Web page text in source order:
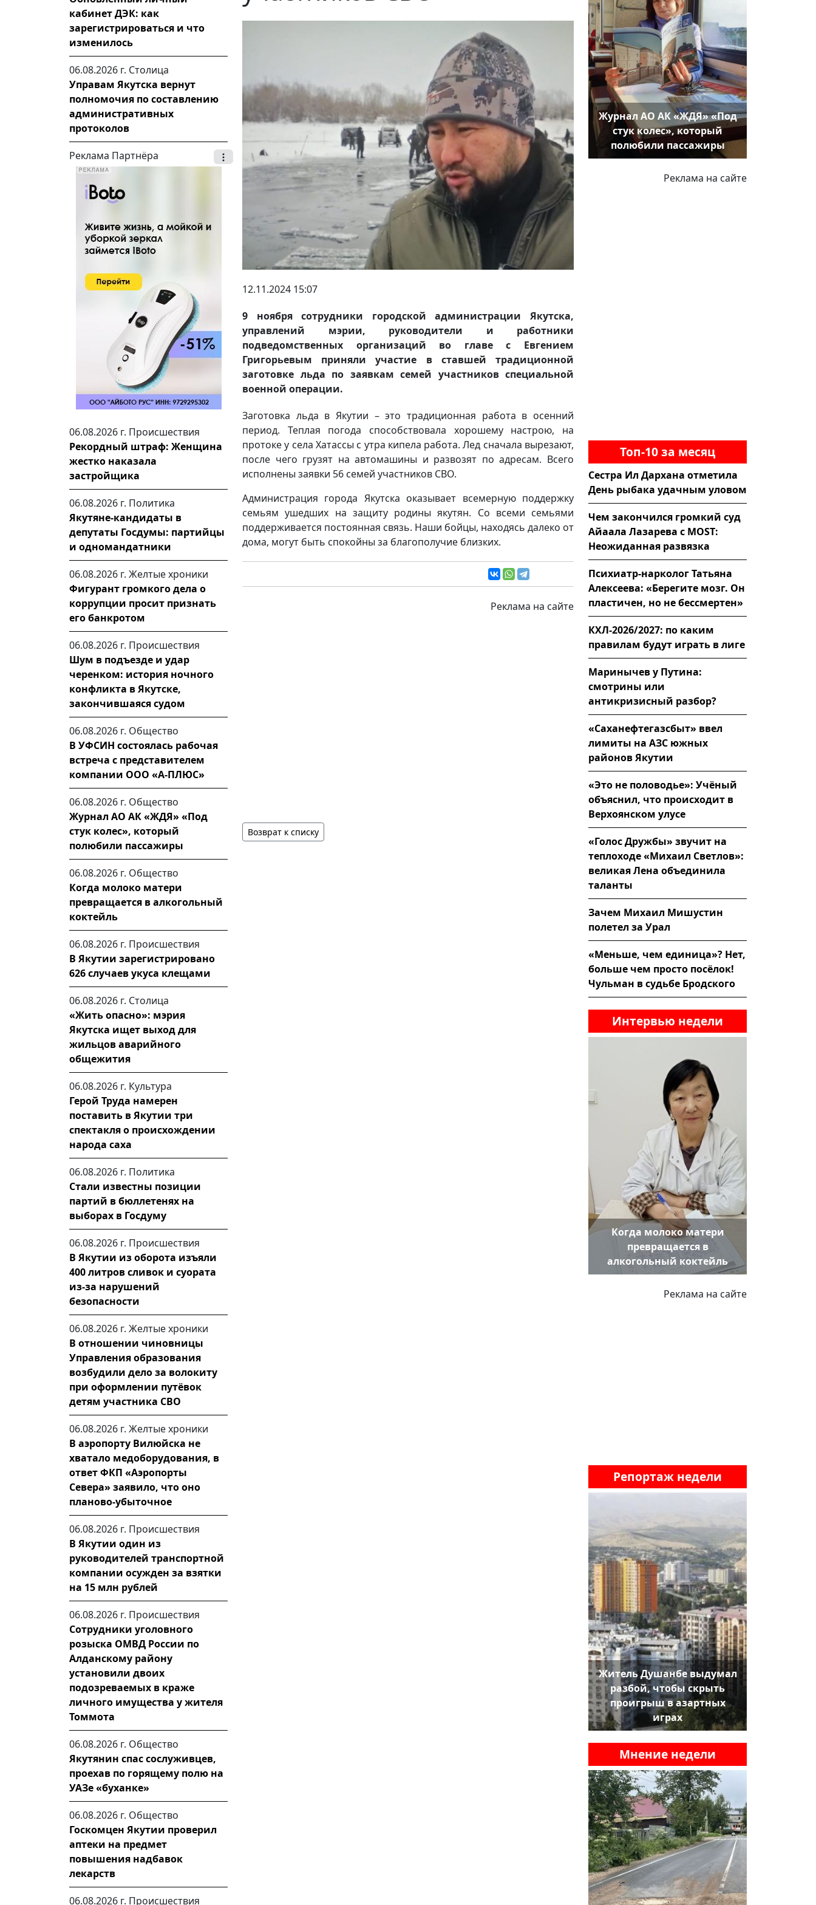
кабинет ДЭК: как
зарегистрироваться и что
изменилось
06.08.2026 г. Столица
Управам Якутска вернут
полномочия по составлению
административных
протоколов
Реклама Партнёра
06.08.2026 г. Происшествия
Рекордный штраф: Женщина
жестко наказала
застройщика
06.08.2026 г. Политика
Якутяне-кандидаты в
депутаты Госдумы: партийцы
и одномандатники
06.08.2026 г. Желтые хроники
Фигурант громкого дела о
коррупции просит признать
его банкротом
06.08.2026 г. Происшествия
Шум в подъезде и удар
черенком: история ночного
конфликта в Якутске,
закончившаяся судом
06.08.2026 г. Общество
В УФСИН состоялась рабочая
встреча с представителем
компании ООО «А-ПЛЮС»
06.08.2026 г. Общество
Журнал АО АК «ЖДЯ» «Под
стук колес», который
полюбили пассажиры
06.08.2026 г. Общество
Когда молоко матери
превращается в алкогольный
коктейль
06.08.2026 г. Происшествия
В Якутии зарегистрировано
626 случаев укуса клещами
06.08.2026 г. Столица
«Жить опасно»: мэрия
Якутска ищет выход для
жильцов аварийного
общежития
06.08.2026 г. Культура
Герой Труда намерен
поставить в Якутии три
спектакля о происхождении
народа саха
06.08.2026 г. Политика
Стали известны позиции
партий в бюллетенях на
выборах в Госдуму
06.08.2026 г. Происшествия
В Якутии из оборота изъяли
400 литров сливок и суората
из-за нарушений
безопасности
06.08.2026 г. Желтые хроники
В отношении чиновницы
Управления образования
возбудили дело за волокиту
при оформлении путёвок
детям участника СВО
06.08.2026 г. Желтые хроники
В аэропорту Вилюйска не
хватало медоборудования, в
ответ ФКП «Аэропорты
Севера» заявило, что оно
планово-убыточное
06.08.2026 г. Происшествия
В Якутии один из
руководителей транспортной
компании осужден за взятки
на 15 млн рублей
06.08.2026 г. Происшествия
Сотрудники уголовного
розыска ОМВД России по
Алданскому району
установили двоих
подозреваемых в краже
личного имущества у жителя
Томмота
06.08.2026 г. Общество
Якутянин спас сослуживцев,
проехав по горящему полю на
УАЗе «буханке»
06.08.2026 г. Общество
Госкомцен Якутии проверил
аптеки на предмет
повышения надбавок
лекарств
06.08.2026 г. Происшествия
12.11.2024 15:07
9 ноября сотрудники городской администрации Якутска,
управлений мэрии, руководители и работники
подведомственных организаций во главе с Евгением
Григорьевым приняли участие в ставшей традиционной
заготовке льда по заявкам семей участников специальной
военной операции.
Заготовка льда в Якутии – это традиционная работа в осенний
период. Теплая погода способствовала хорошему настрою, на
протоке у села Хатассы с утра кипела работа. Лед сначала вырезают,
после чего грузят на автомашины и развозят по адресам. Всего
исполнены заявки 56 семей участников СВО.
Администрация города Якутска оказывает всемерную поддержку
семьям ушедших на защиту родины якутян. Со всеми семьями
поддерживается постоянная связь. Наши бойцы, находясь далеко от
дома, могут быть спокойны за благополучие близких.
Реклама на сайте
Возврат к списку
Журнал АО АК «ЖДЯ» «Под
стук колес», который
полюбили пассажиры
Реклама на сайте
Топ-10 за месяц
Сестра Ил Дархана отметила
День рыбака удачным уловом
Чем закончился громкий суд
Айаала Лазарева с MOST:
Неожиданная развязка
Психиатр-нарколог Татьяна
Алексеева: «Берегите мозг. Он
пластичен, но не бессмертен»
КХЛ-2026/2027: по каким
правилам будут играть в лиге
Маринычев у Путина:
смотрины или
антикризисный разбор?
«Саханефтегазсбыт» ввел
лимиты на АЗС южных
районов Якутии
«Это не половодье»: Учёный
объяснил, что происходит в
Верхоянском улусе
«Голос Дружбы» звучит на
теплоходе «Михаил Светлов»:
великая Лена объединила
таланты
Зачем Михаил Мишустин
полетел за Урал
«Меньше, чем единица»? Нет,
больше чем просто посёлок!
Чульман в судьбе Бродского
Интервью недели
Когда молоко матери
превращается в
алкогольный коктейль
Реклама на сайте
Репортаж недели
Житель Душанбе выдумал
разбой, чтобы скрыть
проигрыш в азартных
играх
Мнение недели